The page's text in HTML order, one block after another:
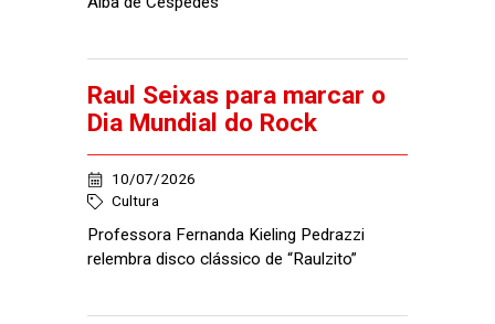
Raul Seixas para marcar o
Dia Mundial do Rock
10/07/2026
Cultura
Professora Fernanda Kieling Pedrazzi
relembra disco clássico de “Raulzito”